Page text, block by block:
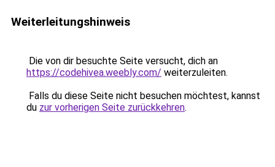
Weiterleitungshinweis
Die von dir besuchte Seite versucht, dich an
https://codehivea.weebly.com/ weiterzuleiten.
Falls du diese Seite nicht besuchen möchtest, kannst
du zur vorherigen Seite zurückkehren.